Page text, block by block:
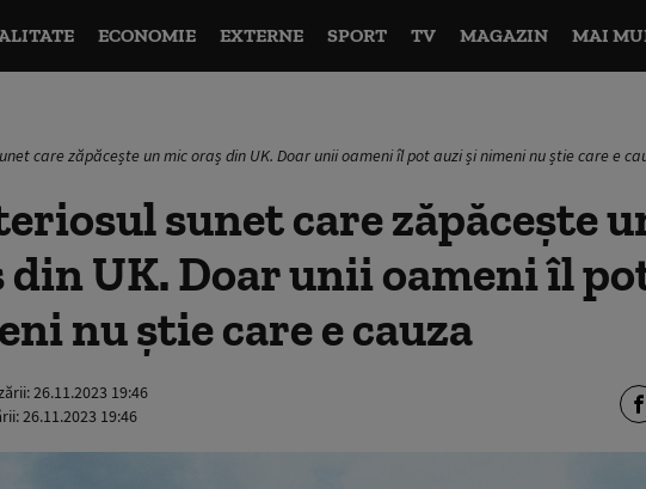
ECONOMIE EXTERNE SPORT TV MAGAZIN MAI
care zăpăcește un mic oraș din UK. Doar unii oameni îl pot auzi și nimeni nu știe care e
sunet care zăpăcește
din UK. Doar unii oameni îl
nu știe care e cauza
26.11.2023 19:46
26.11.2023 19:46